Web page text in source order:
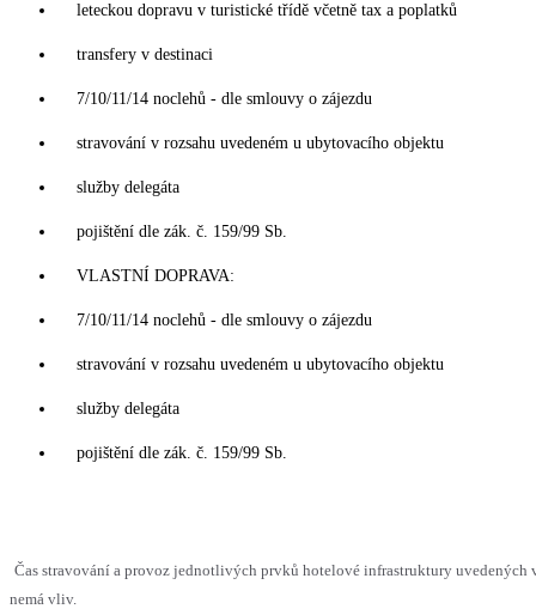
leteckou dopravu v turistické třídě včetně tax a poplatků
transfery v destinaci
7/10/11/14 noclehů - dle smlouvy o zájezdu
stravování v rozsahu uvedeném u ubytovacího objektu
služby delegáta
pojištění dle zák. č. 159/99 Sb.
VLASTNÍ DOPRAVA:
7/10/11/14 noclehů - dle smlouvy o zájezdu
stravování v rozsahu uvedeném u ubytovacího objektu
služby delegáta
pojištění dle zák. č. 159/99 Sb.
Čas stravování a provoz jednotlivých prvků hotelové infrastruktury uvedených
nemá vliv.